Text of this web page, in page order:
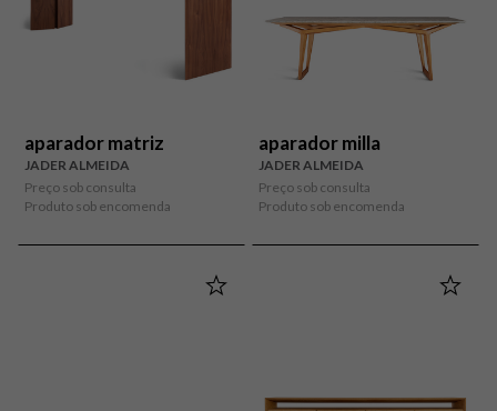
aparador matriz
JADER ALMEIDA
Preço sob consulta
Produto sob encomenda
aparador milla
JADER ALMEIDA
Preço sob consulta
Produto sob encomenda